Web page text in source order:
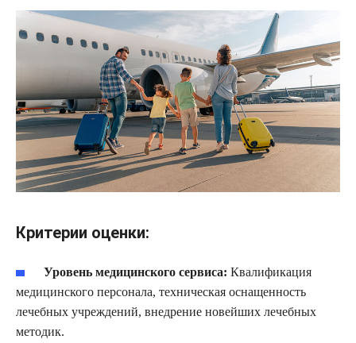
Критерии оценки:
Уровень медицинского сервиса: Квалификация
медицинского персонала, техническая оснащенность
лечебных учреждений, внедрение новейших лечебных
методик.